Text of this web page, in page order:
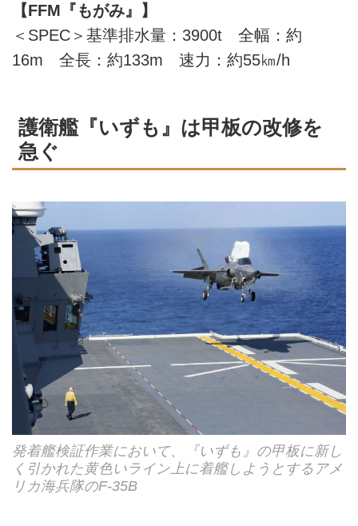
【FFM『もがみ』】
＜SPEC＞基準排水量：3900t 全幅：約
16m 全長：約133m 速力：約55㎞/h
護衛艦『いずも』は甲板の改修を
急ぐ
発着艦検証作業において、『いずも』の甲板に新し
く引かれた黄色いライン上に着艦しようとするアメ
リカ海兵隊のF-35B